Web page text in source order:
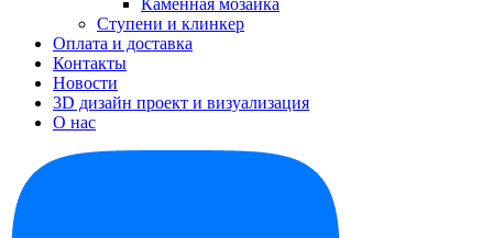
Каменная мозаика
Ступени и клинкер
Оплата и доставка
Контакты
Новости
3D дизайн проект и визуализация
О нас